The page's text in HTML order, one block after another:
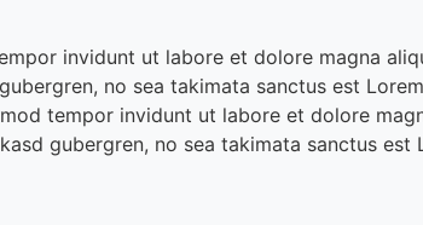
invidunt ut labore et dolore magna
no sea takimata sanctus est
tempor invidunt ut labore et dolore
gubergren, no sea takimata sanctus est